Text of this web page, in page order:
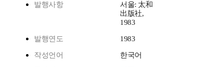
발행사항
서울: 太和
出版社,
1983
발행연도 1983
작성언어 한국어